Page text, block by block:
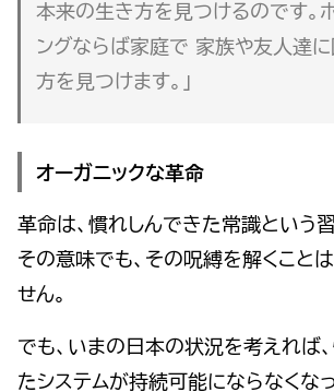
本来の生き方を見つけるのです。
ングならば家庭で 家族や友人達
方を見つけます。」
オーガニックな革命
革命は、慣れしんできた常識という
その意味でも、その呪縛を解くこと
せん。
でも、いまの日本の状況を考えれば
たシステムが持続可能にならなくなっ